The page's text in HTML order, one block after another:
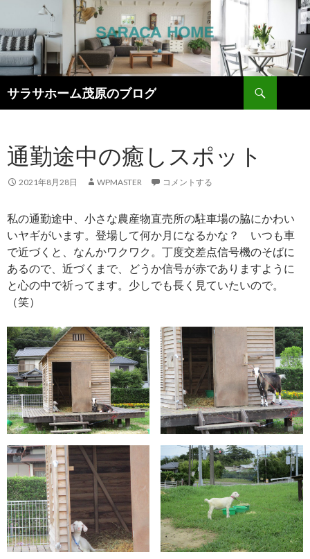
サラサホーム茂原のブログ
索
ン
ツ
へ
ッ
プ
通勤途中の癒しスポット
2021年8月28日 WPMASTER コメントする
私の通勤途中、小さな農産物直売所の駐車場の脇にかわい
いヤギがいます。登場して何か月になるかな？ いつも車
で近づくと、なんかワクワク。丁度交差点信号機のそばに
あるので、近づくまで、どうか信号が赤でありますように
と心の中で祈ってます。少しでも長く見ていたいので。
（笑）